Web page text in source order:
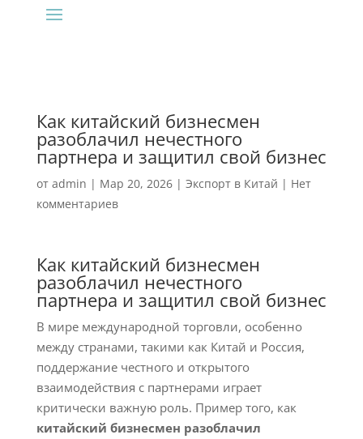
Как китайский бизнесмен
разоблачил нечестного
партнера и защитил свой бизнес
от admin | Мар 20, 2026| Экспорт в Китай | Нет
комментариев
Как китайский бизнесмен
разоблачил нечестного
партнера и защитил свой бизнес
В мире международной торговли, особенно
между странами, такими как Китай и Россия,
поддержание честного и открытого
взаимодействия с партнерами играет
критически важную роль. Пример того, как
китайский бизнесмен разоблачил